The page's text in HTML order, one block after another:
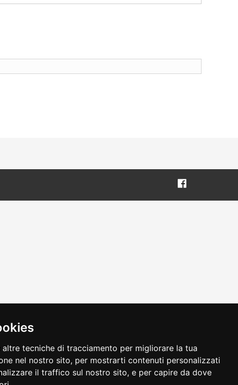
tecniche di tracciamento per migliorare la tua
nel nostro sito, per mostrarti contenuti personalizzati
il traffico sul nostro sito, e per capire da dove